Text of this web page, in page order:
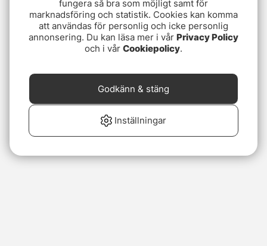
fungera så bra som möjligt samt för
marknadsföring och statistik. Cookies kan komma
att användas för personlig och icke personlig
annonsering. Du kan läsa mer i vår Privacy Policy
och i vår Cookiepolicy.
Inställningar
Godkänn & stäng